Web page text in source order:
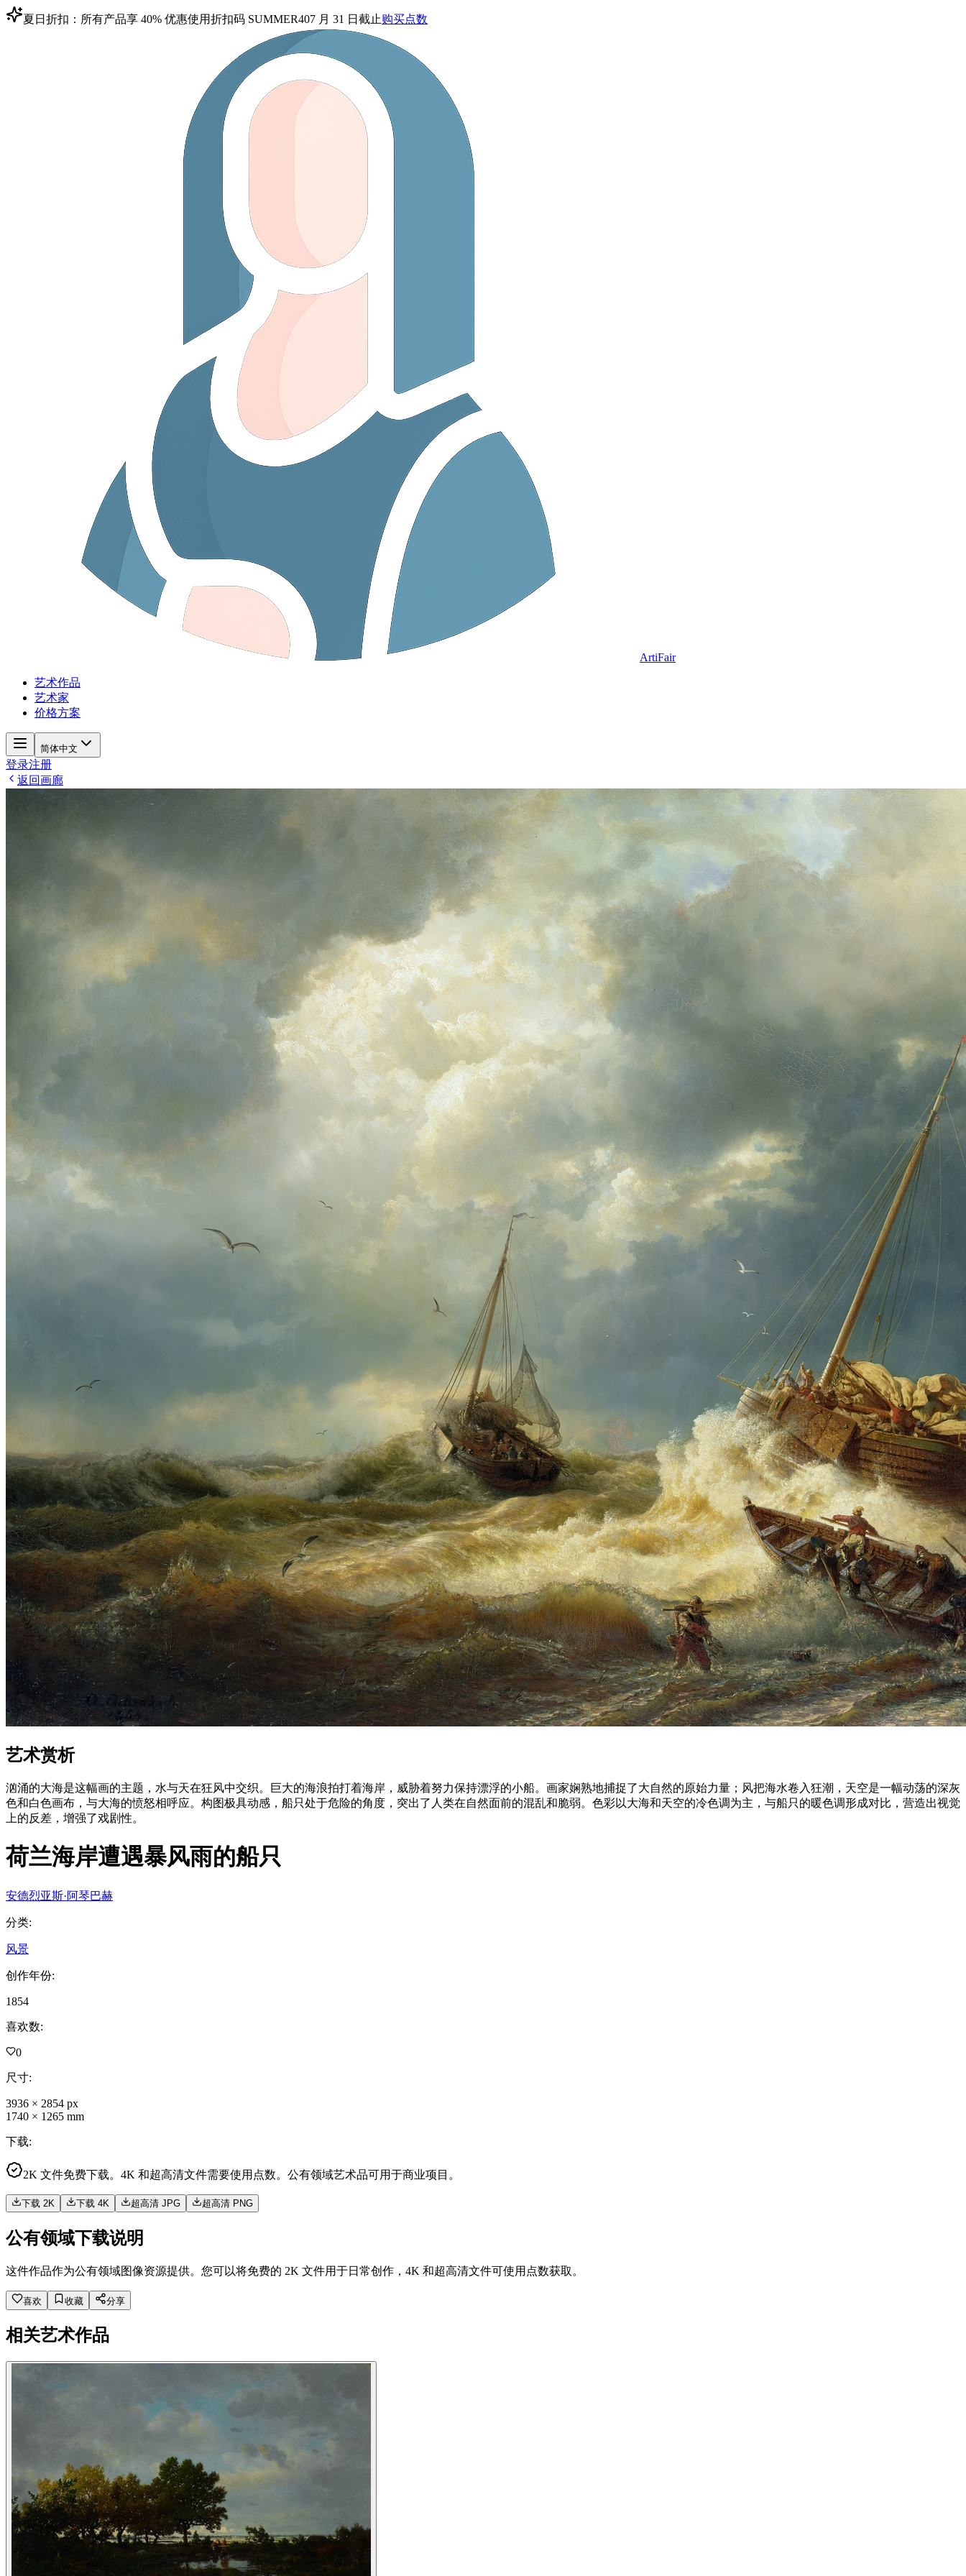
夏日折扣：所有产品享 40% 优惠使用折扣码 SUMMER407 月 31 日截止购买点数
ArtiFair
艺术作品
艺术家
价格方案
简体中文
登录注册
返回画廊
艺术赏析
汹涌的大海是这幅画的主题，水与天在狂风中交织。巨大的海浪拍打着海岸，威胁着努力保持漂浮的小船。画家娴熟地捕捉了大自然的原始力量；风把海水卷入狂潮，天空是一幅动荡的深灰
色和白色画布，与大海的愤怒相呼应。构图极具动感，船只处于危险的角度，突出了人类在自然面前的混乱和脆弱。色彩以大海和天空的冷色调为主，与船只的暖色调形成对比，营造出视觉
上的反差，增强了戏剧性。
荷兰海岸遭遇暴风雨的船只
安德烈亚斯·阿琴巴赫
分类:
风景
创作年份:
1854
喜欢数:
0
尺寸:
3936 × 2854 px
1740 × 1265 mm
下载:
2K 文件免费下载。4K 和超高清文件需要使用点数。公有领域艺术品可用于商业项目。
下载 2K 下载 4K 超高清 JPG 超高清 PNG
公有领域下载说明
这件作品作为公有领域图像资源提供。您可以将免费的 2K 文件用于日常创作，4K 和超高清文件可使用点数获取。
喜欢 收藏 分享
相关艺术作品